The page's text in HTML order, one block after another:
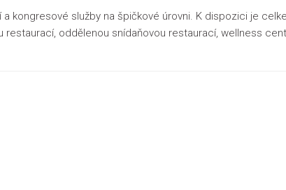
kongresové služby na špičkové úrovni. K dispozici je
oddělenou snídaňovou restaurací, wellness